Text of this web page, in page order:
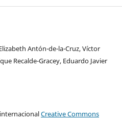
Antón-de-la-Cruz, Víctor
Recalde-Gracey, Eduardo Javier
Creative Commons